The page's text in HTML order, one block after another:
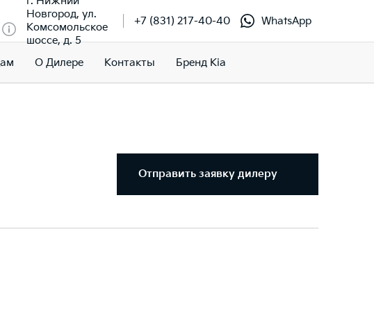
Новгород, ул.
Комсомольское
шоссе, д. 5
+7 (831) 217-40-40 WhatsApp
О Дилере Контакты Бренд Kia
Отправить заявку дилеру